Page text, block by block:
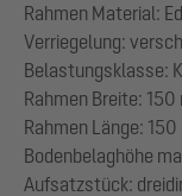
Rahmen Material:
Verriegelung:
Belastungsklasse:
Rahmen Breite: 150
Rahmen Länge: 150
Bodenbelaghöhe
Aufsatzstück: